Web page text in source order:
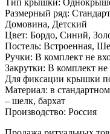
Размерный ряд:
Домовина, Детский
Цвет: Бордо, Синий,
Постель: Встроенная,
Ручки: В комплект не
Закрутки: В комплект не
Для фиксации крышки
Материал: в
– шелк, бархат
Производство: Россия